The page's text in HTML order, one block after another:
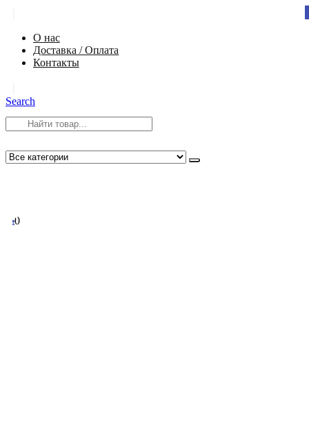
О нас
Доставка / Оплата
Контакты
Search
00